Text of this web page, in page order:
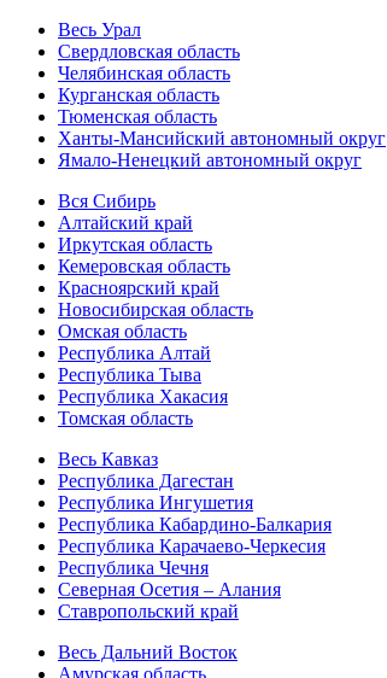
Весь Урал
Свердловская область
Челябинская область
Курганская область
Тюменская область
Ханты-Мансийский автономный округ
Ямало-Ненецкий автономный округ
Вся Сибирь
Алтайский край
Иркутская область
Кемеровская область
Красноярский край
Новосибирская область
Омская область
Республика Алтай
Республика Тыва
Республика Хакасия
Томская область
Весь Кавказ
Республика Дагестан
Республика Ингушетия
Республика Кабардино-Балкария
Республика Карачаево-Черкесия
Республика Чечня
Северная Осетия – Алания
Ставропольский край
Весь Дальний Восток
Амурская область